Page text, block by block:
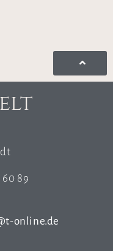
60 89
online.de